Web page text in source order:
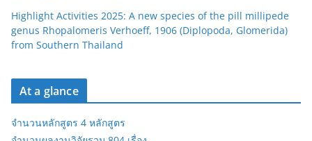
Highlight Activities 2025: A new species of the pill millipede
genus Rhopalomeris Verhoeff, 1906 (Diplopoda, Glomerida)
from Southern Thailand
At a glance
จำนวนหลักสูตร 4 หลักสูตร